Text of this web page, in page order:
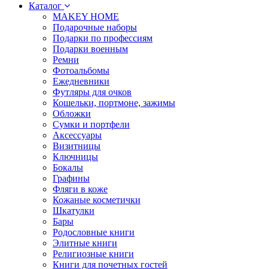
Каталог
MAKEY HOME
Подарочные наборы
Подарки по профессиям
Подарки военным
Ремни
Фотоальбомы
Ежедневники
Футляры для очков
Кошельки, портмоне, зажимы
Обложки
Сумки и портфели
Аксессуары
Визитницы
Ключницы
Бокалы
Графины
Фляги в коже
Кожаные косметички
Шкатулки
Бары
Родословные книги
Элитные книги
Религиозные книги
Книги для почетных гостей